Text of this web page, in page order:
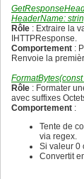
213
214
215
216
217
218
220
221
222
223
225
227
228
205
206
207
208
209
210
212
213
214
215
217
219
220
    end;
  finally
  end;
end;
{
-
-
-
}
197
198
199
200
201
202
204
205
206
207
209
211
212
HeaderName:
Rôle : Extraire la
IHTTPResponse.
Comportement :
Renvoie la
Rôle : Formater
avec suffixes
Comportement :
Tente de
via regex.
Si valeur 0
Convertit